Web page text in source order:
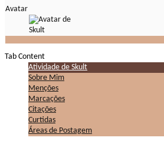
Avatar
Tab Content
Atividade de Skult
Sobre Mim
Menções
Marcações
Citações
Curtidas
Áreas de Postagem